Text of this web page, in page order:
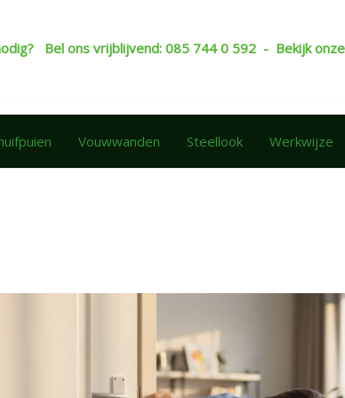
Bel ons vrijblijvend: 085 744 0 592 - Bekijk
Vouwwanden Steellook Werkwijze